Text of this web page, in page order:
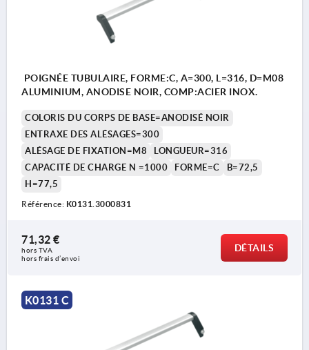
POIGNÉE TUBULAIRE, FORME:C, A=300, L=316, D=M08
ALUMINIUM, ANODISE NOIR, COMP:ACIER INOX.
COLORIS DU CORPS DE BASE=ANODISÉ NOIR
ENTRAXE DES ALÉSAGES=300
ALÉSAGE DE FIXATION=M8
LONGUEUR=316
CAPACITÉ DE CHARGE N =1000
FORME=C
B=72,5
H=77,5
Référence: K0131.3000831
71,32 €
hors TVA
hors frais d’envoi
DÉTAILS
K0131 C